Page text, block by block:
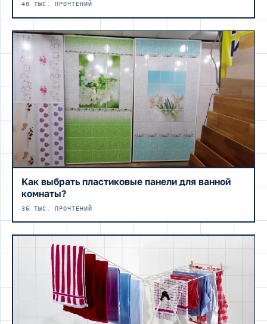
40 ТЫС. ПРОЧТЕНИЙ
Как выбрать пластиковые панели для ванной
комнаты?
36 ТЫС. ПРОЧТЕНИЙ